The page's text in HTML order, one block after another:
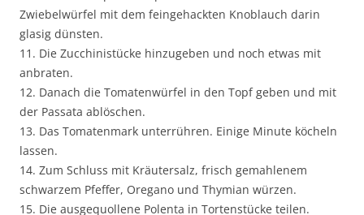
Zwiebelwürfel mit dem feingehackten Knoblauch darin
glasig dünsten.
11. Die Zucchinistücke hinzugeben und noch etwas mit
anbraten.
12. Danach die Tomatenwürfel in den Topf geben und mit
der Passata ablöschen.
13. Das Tomatenmark unterrühren. Einige Minute köcheln
lassen.
14. Zum Schluss mit Kräutersalz, frisch gemahlenem
schwarzem Pfeffer, Oregano und Thymian würzen.
15. Die ausgequollene Polenta in Tortenstücke teilen.